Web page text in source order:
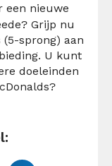
een nieuwe
Grijp nu
sprong) aan
U kunt
doeleinden